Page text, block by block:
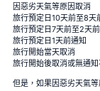
因惡劣天氣等原因取消
旅行預定日10天前至8天
旅行預定日7天前至2天
旅行預定日1天前通知
旅行開始當天取消
旅行開始後取消或無通知
但是，如果因惡劣天氣